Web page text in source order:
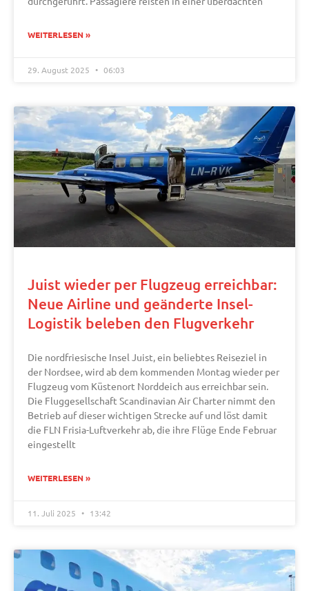
WEITERLESEN »
29. August 2025 06:03
Juist wieder per Flugzeug erreichbar:
Neue Airline und geänderte Insel-
Logistik beleben den Flugverkehr
Die nordfriesische Insel Juist, ein beliebtes Reiseziel in
der Nordsee, wird ab dem kommenden Montag wieder per
Flugzeug vom Küstenort Norddeich aus erreichbar sein.
Die Fluggesellschaft Scandinavian Air Charter nimmt den
Betrieb auf dieser wichtigen Strecke auf und löst damit
die FLN Frisia-Luftverkehr ab, die ihre Flüge Ende Februar
eingestellt
WEITERLESEN »
11. Juli 2025 13:42